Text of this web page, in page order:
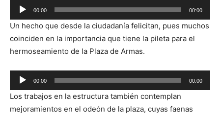
Reproductor
de
audio
00:00 00:00
Un hecho que desde la ciudadanía felicitan, pues muchos
coinciden en la importancia que tiene la pileta para el
hermoseamiento de la Plaza de Armas.
Reproductor
de
audio
00:00 00:00
Los trabajos en la estructura también contemplan
mejoramientos en el odeón de la plaza, cuyas faenas